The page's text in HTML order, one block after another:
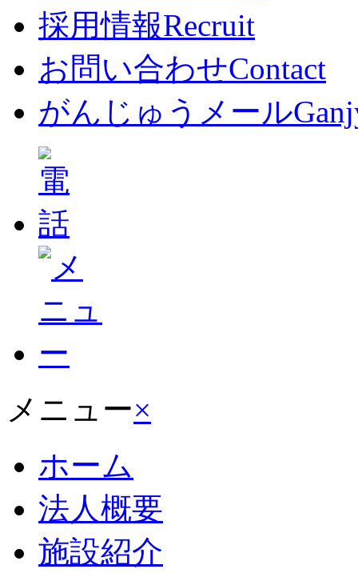
採用情報Recruit
お問い合わせContact
がんじゅうメール
メニュー×
ホーム
法人概要
施設紹介